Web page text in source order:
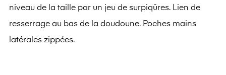
niveau de la taille par un jeu de surpiqûres. Lien de
resserrage au bas de la doudoune. Poches mains
latérales zippées.